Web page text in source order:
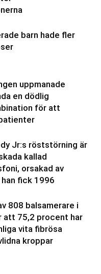
barn hade fler
uppmanade
en dödlig
för att
Jr:s röststörning är
kallad
orsakad av
fick 1996
808 balsamerare i
att 75,2 procent har
vita fibrösa
kroppar